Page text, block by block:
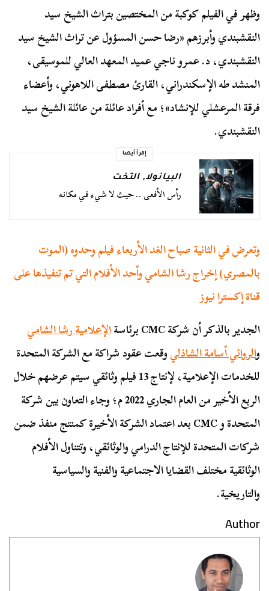
وظهر في الفيلم كوكبة من المختصين بتراث الشيخ سيد
النقشبندي وأبرزهم «رضا حسن المسؤول عن تراث الشيخ سيد
النقشبندي، د. عمرو ناجي عميد المعهد العالي للموسيقى،
المنشد طه الإسكندراني، القارئ مصطفى اللاهوني، وأعضاء
فرقة المرعشلي للإنشاد»؛ مع أفراد عائلة من عائلة الشيخ سيد
النقشبندي.
إقرأ أيضا
البيانولا,التخت
رأس الأفعى .. حيث لا شيء في مكانه
وتعرض في الثانية صباح الغد الأربعاء فيلم وحدوه (الموت
بالمصري) إخراج رشا الشامي وأحد الأفلام التي تم تنفيذها على
قناة إكسترا نيوز
الجدير بالذكر أن شركة CMC برئاسة
الإعلامية رشا الشامي
والروائي أسامة الشاذليوقعت عقود شراكة مع الشركة المتحدة
للخدمات الإعلامية، لإنتاج 13 فيلم وثائقي سيتم عرضهم خلال
الربع الأخير من العام الجاري 2022 م؛ وجاء التعاون بين شركة
المتحدة و CMC بعد اعتماد الشركة الأخيرة كمنتج منفذ ضمن
شركات المتحدة للإنتاج الدرامي والوثائقي، وتتناول الأفلام
الوثائقية مختلف القضايا الاجتماعية والفنية والسياسية
والتاريخية.
Author